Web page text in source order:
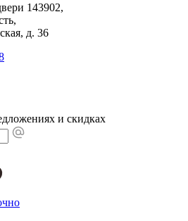
143902,
д. 36
и скидках